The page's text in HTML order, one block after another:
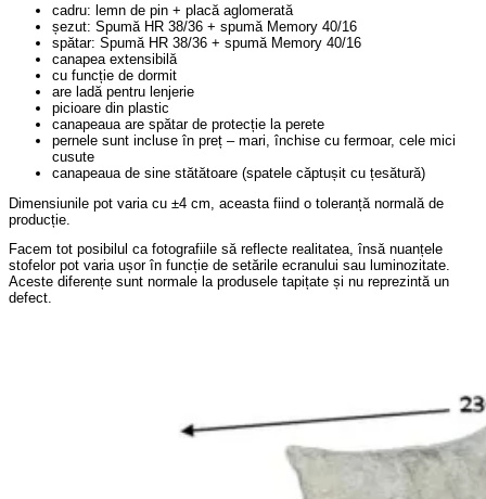
cadru: lemn de pin + placă aglomerată
șezut: Spumă HR 38/36 + spumă Memory 40/16
spătar: Spumă HR 38/36 + spumă Memory 40/16
canapea extensibilă
cu funcție de dormit
are ladă pentru lenjerie
picioare din plastic
canapeaua are spătar de protecție la perete
pernele sunt incluse în preț – mari, închise cu fermoar, cele mici
cusute
canapeaua de sine stătătoare (spatele căptușit cu țesătură)
Dimensiunile pot varia cu ±4 cm, aceasta fiind o toleranță normală de
producție.
Facem tot posibilul ca fotografiile să reflecte realitatea, însă nuanțele
stofelor pot varia ușor în funcție de setările ecranului sau luminozitate.
Aceste diferențe sunt normale la produsele tapițate și nu reprezintă un
defect.